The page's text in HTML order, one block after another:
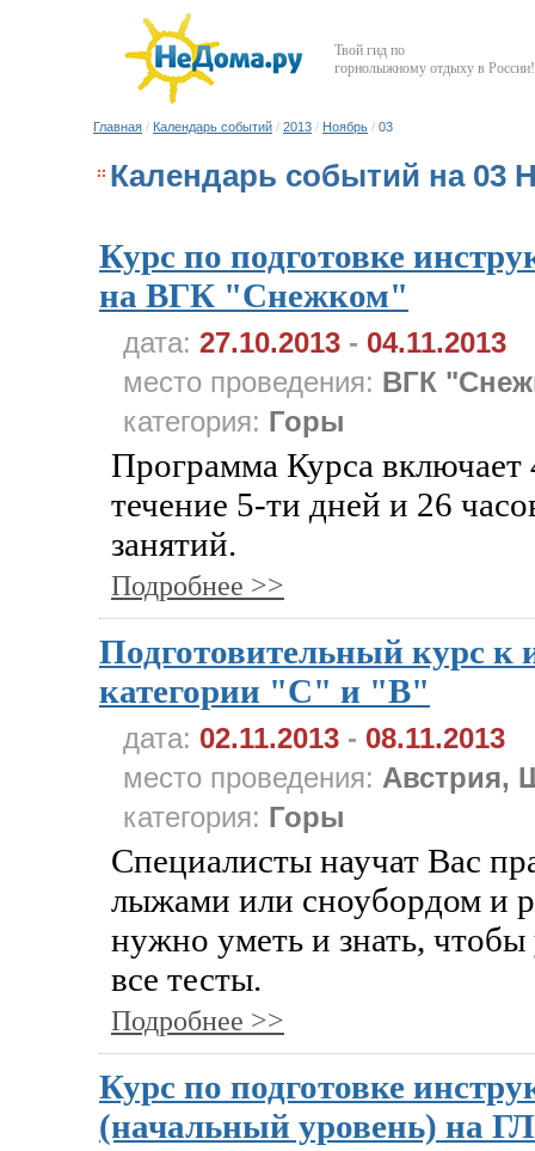
Твой гид по
горнолыжному отдыху в России!
Главная / Календарь событий / 2013 / Ноябрь / 03
Календарь событий на 03
Курс по подготовке
на ВГК "Снежком"
дата: 27.10.2013 - 04.11.2013
место проведения: ВГК
категория: Горы
Программа Курса включает
течение 5-ти дней и 26
занятий.
Подробнее >>
Подготовительный курс к
категории "С" и "В"
дата: 02.11.2013 - 08.11.2013
место проведения: Австрия,
категория: Горы
Специалисты научат Вас
лыжами или сноубордом и
нужно уметь и знать,
все тесты.
Подробнее >>
Курс по подготовке
(начальный уровень) на